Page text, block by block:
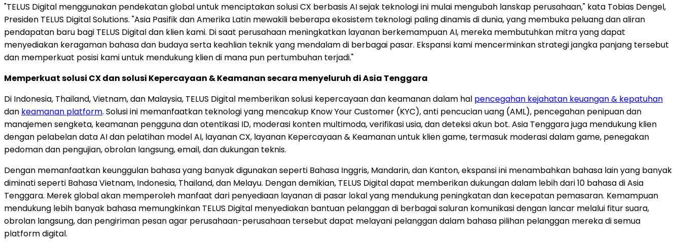
"TELUS Digital menggunakan pendekatan global untuk menciptakan solusi CX berbasis AI sejak teknologi ini mulai mengubah lanskap perusahaan," kata Tobias Dengel,
Presiden TELUS Digital Solutions. "Asia Pasifik dan Amerika Latin mewakili beberapa ekosistem teknologi paling dinamis di dunia, yang membuka peluang dan aliran
pendapatan baru bagi TELUS Digital dan klien kami. Di saat perusahaan meningkatkan layanan berkemampuan AI, mereka membutuhkan mitra yang dapat
menyediakan keragaman bahasa dan budaya serta keahlian teknik yang mendalam di berbagai pasar. Ekspansi kami mencerminkan strategi jangka panjang tersebut
dan memperkuat posisi kami untuk mendukung klien di mana pun pertumbuhan terjadi."
Memperkuat solusi CX dan solusi Kepercayaan & Keamanan secara menyeluruh di Asia Tenggara
Di Indonesia, Thailand, Vietnam, dan Malaysia, TELUS Digital memberikan solusi kepercayaan dan keamanan dalam hal pencegahan kejahatan keuangan & kepatuhan
dan keamanan platform. Solusi ini memanfaatkan teknologi yang mencakup Know Your Customer (KYC), anti pencucian uang (AML), pencegahan penipuan dan
manajemen sengketa, keamanan pengguna dan otentikasi ID, moderasi konten multimoda, verifikasi usia, dan deteksi akun bot. Asia Tenggara juga mendukung klien
dengan pelabelan data AI dan pelatihan model AI, layanan CX, layanan Kepercayaan & Keamanan untuk klien game, termasuk moderasi dalam game, penegakan
pedoman dan pengujian, obrolan langsung, email, dan dukungan teknis.
Dengan memanfaatkan keunggulan bahasa yang banyak digunakan seperti Bahasa Inggris, Mandarin, dan Kanton, ekspansi ini menambahkan bahasa lain yang banyak
diminati seperti Bahasa Vietnam, Indonesia, Thailand, dan Melayu. Dengan demikian, TELUS Digital dapat memberikan dukungan dalam lebih dari 10 bahasa di Asia
Tenggara. Merek global akan memperoleh manfaat dari penyediaan layanan di pasar lokal yang mendukung peningkatan dan kecepatan pemasaran. Kemampuan
mendukung lebih banyak bahasa memungkinkan TELUS Digital menyediakan bantuan pelanggan di berbagai saluran komunikasi dengan lancar melalui fitur suara,
obrolan langsung, dan pengiriman pesan agar perusahaan-perusahaan tersebut dapat melayani pelanggan dalam bahasa pilihan pelanggan mereka di semua
platform digital.